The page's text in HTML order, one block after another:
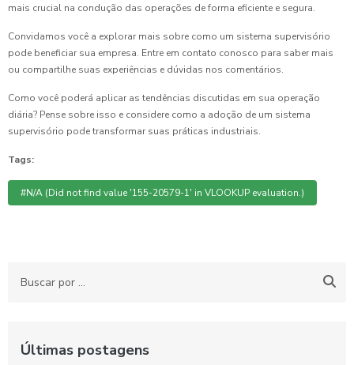
mais crucial na condução das operações de forma eficiente e segura.
Convidamos você a explorar mais sobre como um sistema supervisório
pode beneficiar sua empresa. Entre em contato conosco para saber mais
ou compartilhe suas experiências e dúvidas nos comentários.
Como você poderá aplicar as tendências discutidas em sua operação
diária? Pense sobre isso e considere como a adoção de um sistema
supervisório pode transformar suas práticas industriais.
Tags:
#N/A (Did not find value '155-20579-1' in VLOOKUP evaluation.)
Últimas postagens